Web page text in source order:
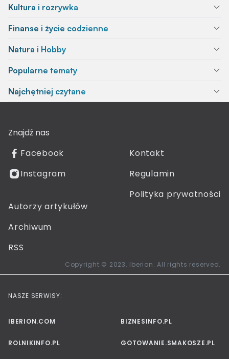
Kultura i rozrywka
Finanse i życie codzienne
Natura i Hobby
Popularne tematy
Najchętniej czytane
Znajdź nas
Facebook
Instagram
Kontakt
Regulamin
Polityka prywatności
Autorzy artykułów
Archiwum
RSS
Copyright © 2023. Iberion. All rights reserved.
NASZE SERWISY:
IBERION.COM BIZNESINFO.PL
ROLNIKINFO.PL GOTOWANIE.SMAKOSZE.PL